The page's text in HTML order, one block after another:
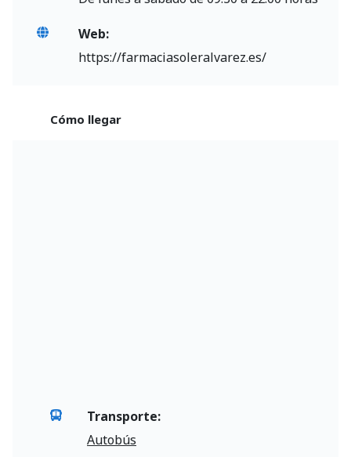
Web:
https://farmaciasoleralvarez.es/
Cómo llegar
Transporte:
Autobús